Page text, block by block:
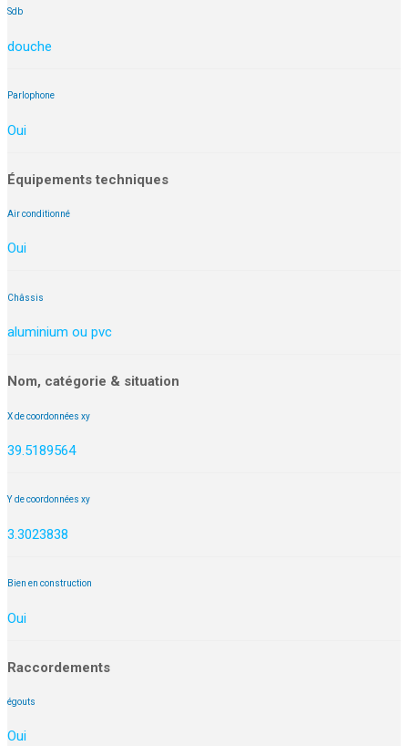
Sdb
douche
Parlophone
Oui
Équipements techniques
Air conditionné
Oui
Châssis
aluminium ou pvc
Nom, catégorie & situation
X de coordonnées xy
39.5189564
Y de coordonnées xy
3.3023838
Bien en construction
Oui
Raccordements
égouts
Oui